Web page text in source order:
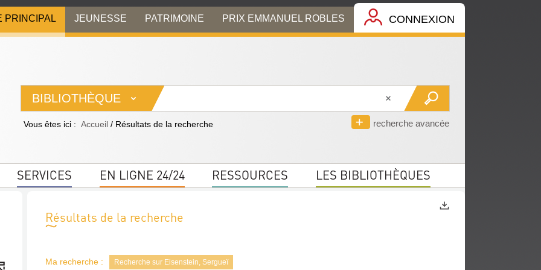
PRINCIPAL JEUNESSE PATRIMOINE PRIX EMMANUEL ROBLES CONNEXION
BIBLIOTHÈQUE
recherche avancée
Vous êtes ici : Accueil / Résultats de la recherche
SERVICES EN LIGNE 24/24 RESSOURCES LES BIBLIOTHÈQUES
Résultats de la recherche
Ma recherche : Recherche sur Eisenstein, Sergueï